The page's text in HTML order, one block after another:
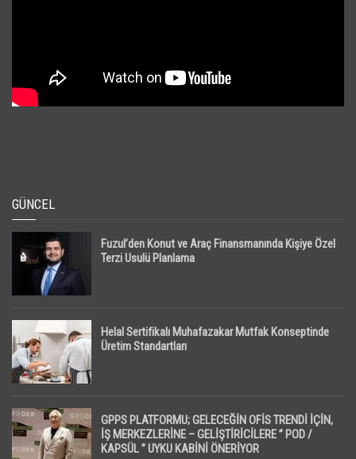
GÜNCEL
Fuzul’den Konut ve Araç Finansmanında Kişiye Özel
Terzi Usulü Planlama
Helal Sertifikalı Muhafazakar Mutfak Konseptinde
Üretim Standartları
GPPS PLATFORMU; GELECEĞİN OFİS TRENDİ İÇİN,
İŞ MERKEZLERİNE – GELİŞTİRİCİLERE ” POD /
KAPSÜL ” UYKU KABİNİ ÖNERİYOR